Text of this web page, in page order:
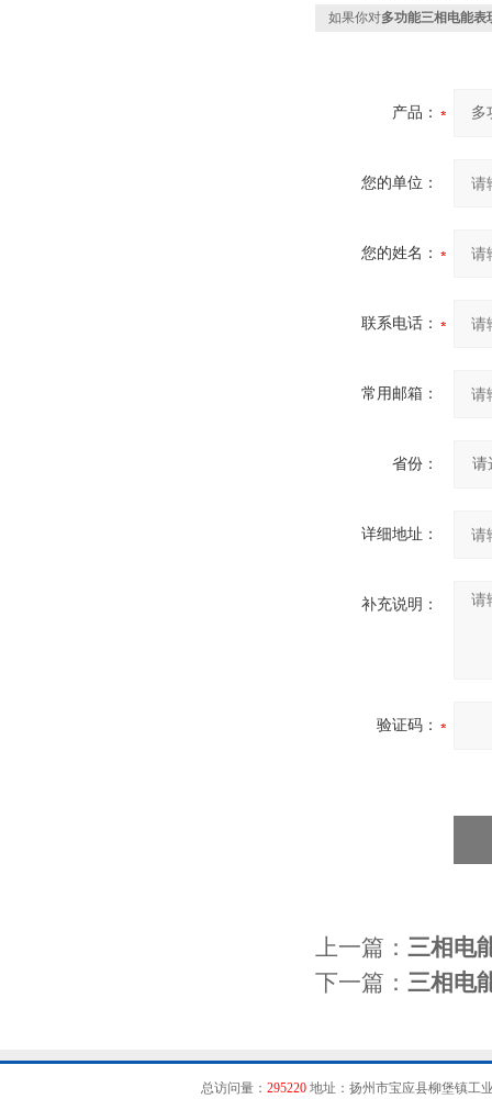
如果你对多功能三相电能表
产品：
您的单位：
您的姓名：
联系电话：
常用邮箱：
省份：
详细地址：
补充说明：
验证码：
上一篇： 三相电
下一篇： 三相电
总访问量： 295220地址：扬州市宝应县柳堡镇工